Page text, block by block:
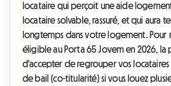
locataire qui perçoit une aide
locataire solvable, rassuré, et qui aura
longtemps dans votre logement.
éligible au Porta 65 Jovem en 2026, la
d'accepter de regrouper vos locataires
de bail (co-titularité) si vous louez